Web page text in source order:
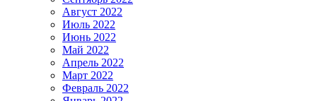
Август 2022
Июль 2022
Июнь 2022
Май 2022
Апрель 2022
Март 2022
Февраль 2022